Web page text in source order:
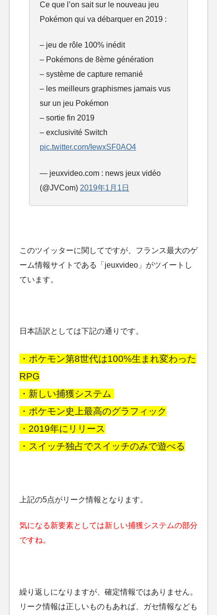
Ce que l’on sait sur le nouveau jeu
Pokémon qui va débarquer en 2019 :
– jeu de rôle 100% inédit
– Pokémons de 8ème génération
– système de capture remanié
– les meilleurs graphismes jamais vus
sur un jeu Pokémon
– sortie fin 2019
– exclusivité Switch
pic.twitter.com/IewxSF0AO4
— jeuxvideo.com : news jeux vidéo
(@JVCom) 2019年1月1日
このツイッターに関してですが、フランス最大のゲ
ーム情報サイトである「jeuxvideo」がツイートし
ています。
日本語訳としては下記の通りです。
・ポケモン第8世代は100%生まれ変わった
RPG
・新しい捕獲システム
・ポケモン史上最高のグラフィック
・2019年にリリース
・スイッチ独占でスイッチのみで遊べる
上記の5点がリーク情報となります。
気になる新要素としては新しい捕獲システムの部分
ですね。
繰り返しになりますが、確定情報ではありません。
リーク情報は正しいものもあれば、ガセ情報なども